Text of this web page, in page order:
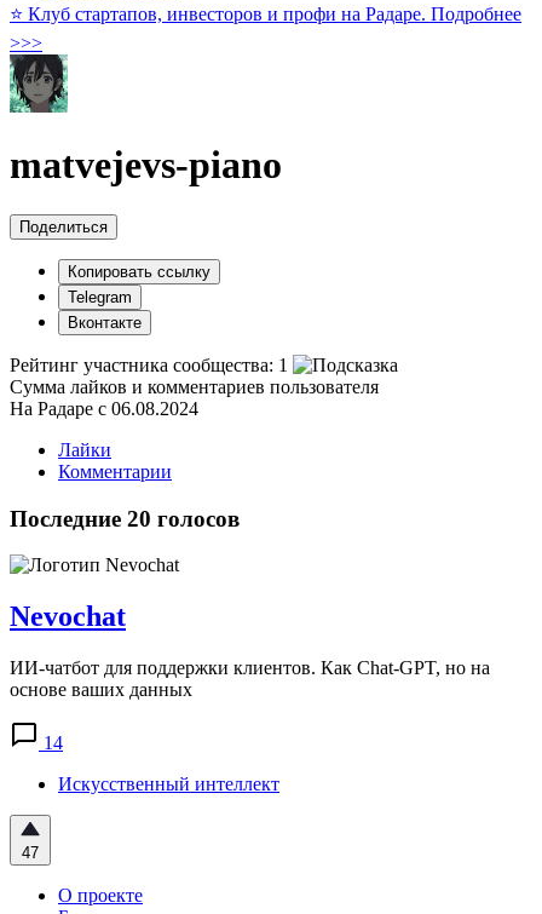
⭐️ Клуб стартапов, инвесторов и профи на Радаре. Подробнее
>>>
matvejevs-piano
Поделиться
Копировать ссылку
Telegram
Вконтакте
Рейтинг участника сообщества: 1
Сумма лайков и комментариев пользователя
На Радаре с 06.08.2024
Лайки
Комментарии
Последние 20 голосов
Nevochat
ИИ-чатбот для поддержки клиентов. Как Сhat-GPT, но на
основе ваших данных
14
Искусственный интеллект
47
О проекте